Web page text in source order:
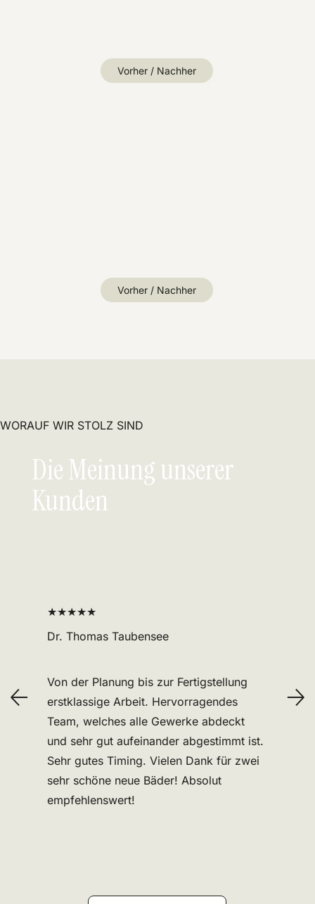
Vorher / Nachher
Vorher / Nachher
WORAUF WIR STOLZ SIND
Die Meinung unserer
Kunden
★★★★★
Dr. Thomas Taubensee
Von der Planung bis zur Fertigstellung
erstklassige Arbeit. Hervorragendes
Team, welches alle Gewerke abdeckt
und sehr gut aufeinander abgestimmt ist.
Sehr gutes Timing. Vielen Dank für zwei
sehr schöne neue Bäder! Absolut
empfehlenswert!